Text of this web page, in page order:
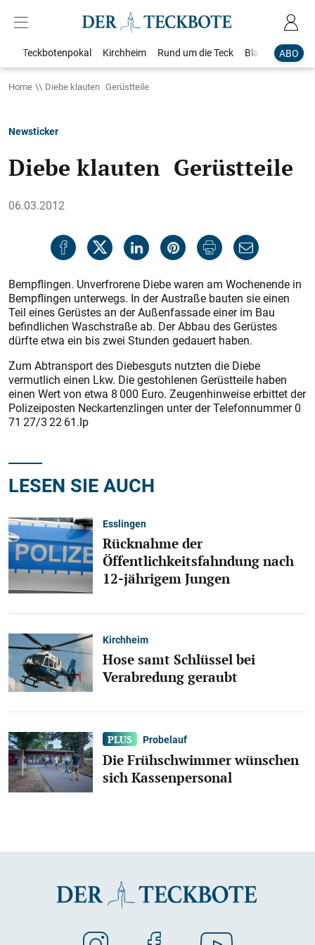
ABO
Teckbotenpokal Kirchheim Rund um die Teck Blaulicht
Home Diebe klauten Gerüstteile
Newsticker
Diebe klauten Gerüstteile
06.03.2012
Bempflingen. Unverfrorene Diebe waren am Wochenende in
Bempflingen unterwegs. In der Austraße bauten sie einen
Teil eines Gerüstes an der Außenfassade einer im Bau
befindlichen Waschstraße ab. Der Abbau des Gerüstes
dürfte etwa ein bis zwei Stunden gedauert haben.
Zum Abtransport des Diebesguts nutzten die Diebe
vermutlich einen Lkw. Die gestohlenen Gerüstteile haben
einen Wert von etwa 8 000 Euro. Zeugenhinweise erbittet der
Polizeiposten Neckartenzlingen unter der Telefonnummer 0
71 27/3 22 61.lp
LESEN SIE AUCH
Esslingen
Rücknahme der
Öffentlichkeitsfahndung nach
12-jährigem Jungen
Kirchheim
Hose samt Schlüssel bei
Verabredung geraubt
Probelauf
Die Frühschwimmer wünschen
sich Kassenpersonal